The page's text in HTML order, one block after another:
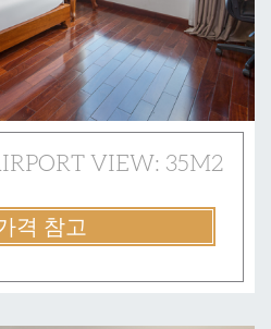
VIEW: 35M2
격 참고